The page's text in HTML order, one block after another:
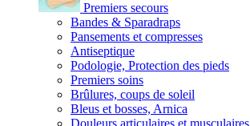
Premiers secours
Bandes & Sparadraps
Pansements et compresses
Antiseptique
Podologie, Protection des pieds
Premiers soins
Brûlures, coups de soleil
Bleus et bosses, Arnica
Douleurs articulaires et musculaires